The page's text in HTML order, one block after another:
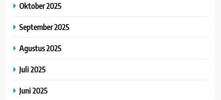
Oktober 2025
September 2025
Agustus 2025
Juli 2025
Juni 2025